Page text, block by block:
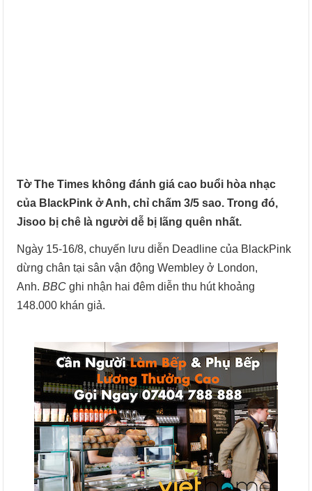
Tờ The Times không đánh giá cao buổi hòa nhạc
của BlackPink ở Anh, chỉ chấm 3/5 sao. Trong đó,
Jisoo bị chê là người dễ bị lãng quên nhất.
Ngày 15-16/8, chuyến lưu diễn Deadline của BlackPink
dừng chân tại sân vận động Wembley ở London,
Anh.BBC ghi nhận hai đêm diễn thu hút khoảng
148.000 khán giả.